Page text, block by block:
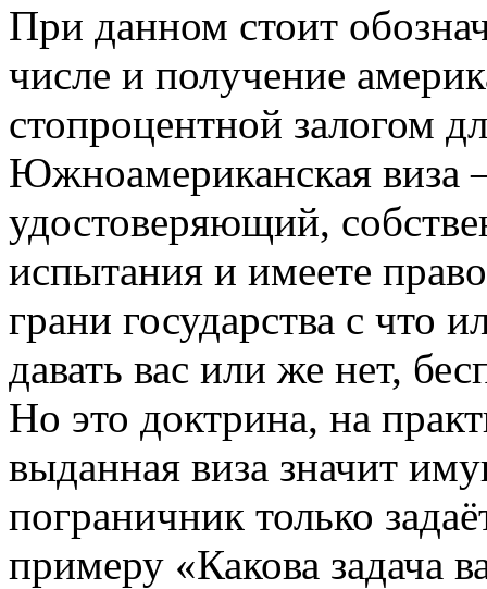
При данном стоит
числе и получение
стопроцентной залогом
Южноамериканская виза
удостоверяющий,
испытания и имеете
грани государства с что
давать вас или же нет,
Но это доктрина, на
выданная виза значит
пограничник только
примеру «Какова задача